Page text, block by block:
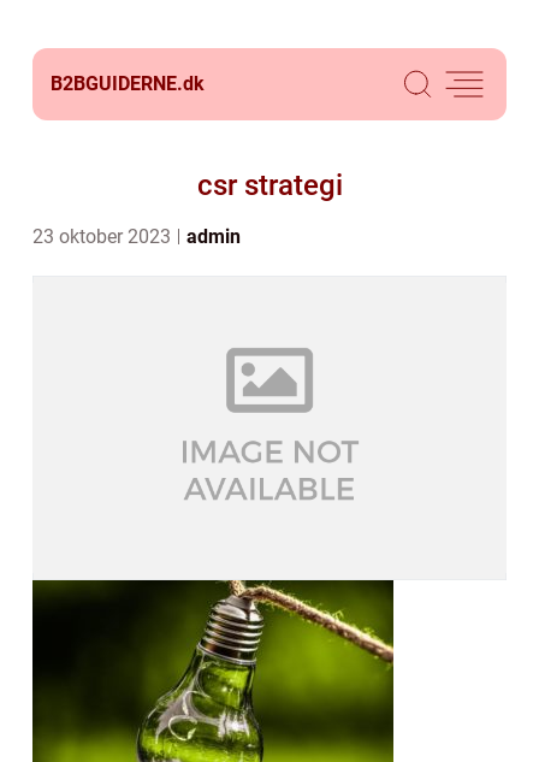
B2BGUIDERNE.dk
csr strategi
23 oktober 2023 admin